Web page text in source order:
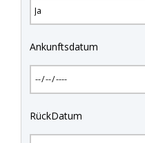
Ankunftsdatum
RückDatum